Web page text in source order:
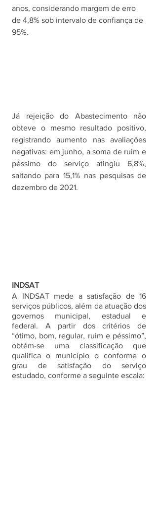
anos, considerando margem de erro
de 4,8% sob intervalo de confiança de
95%.
Já rejeição do Abastecimento não
obteve o mesmo resultado positivo,
registrando aumento nas avaliações
negativas: em junho, a soma de ruim e
péssimo do serviço atingiu 6,8%,
saltando para 15,1% nas pesquisas de
dezembro de 2021.
INDSAT
A INDSAT mede a satisfação de 16
serviços públicos, além da atuação dos
governos municipal, estadual e
federal. A partir dos critérios de
“ótimo, bom, regular, ruim e péssimo”,
obtém-se uma classificação que
qualifica o município o conforme o
grau de satisfação do serviço
estudado, conforme a seguinte escala: